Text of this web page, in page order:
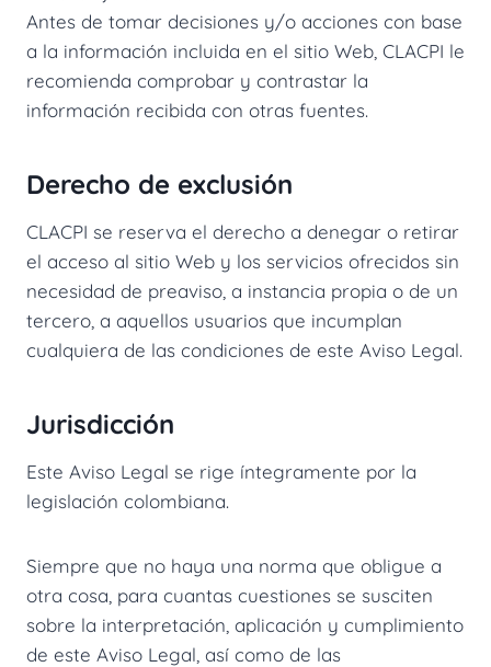
Antes de tomar decisiones y/o acciones con base
a la información incluida en el sitio Web, CLACPI le
recomienda comprobar y contrastar la
información recibida con otras fuentes.
Derecho de exclusión
CLACPI se reserva el derecho a denegar o retirar
el acceso al sitio Web y los servicios ofrecidos sin
necesidad de preaviso, a instancia propia o de un
tercero, a aquellos usuarios que incumplan
cualquiera de las condiciones de este Aviso Legal.
Jurisdicción
Este Aviso Legal se rige íntegramente por la
legislación colombiana.
Siempre que no haya una norma que obligue a
otra cosa, para cuantas cuestiones se susciten
sobre la interpretación, aplicación y cumplimiento
de este Aviso Legal, así como de las